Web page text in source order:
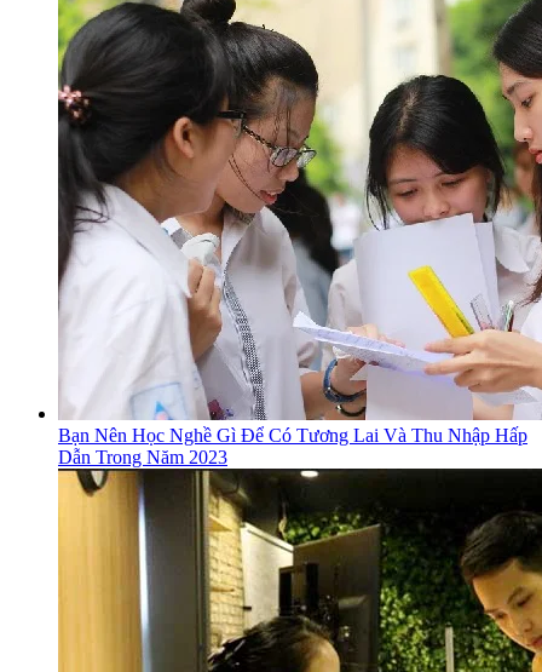
Bạn Nên Học Nghề Gì Để Có Tương Lai Và Thu Nhập Hấp
Dẫn Trong Năm 2023